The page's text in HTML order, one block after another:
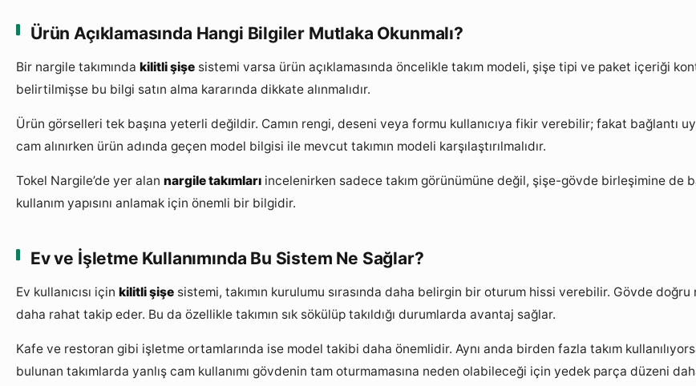
Ürün Açıklamasında Hangi Bilgiler Mutlaka Okunmalı?
Bir nargile takımında kilitli şişe sistemi varsa ürün açıklamasında öncelikle takım modeli, şişe tipi ve paket içeriği
belirtilmişse bu bilgi satın alma kararında dikkate alınmalıdır.
Ürün görselleri tek başına yeterli değildir. Camın rengi, deseni veya formu kullanıcıya fikir verebilir; fakat bağlantı
cam alınırken ürün adında geçen model bilgisi ile mevcut takımın modeli karşılaştırılmalıdır.
Tokel Nargile’de yer alan nargile takımları incelenirken sadece takım görünümüne değil, şişe-gövde birleşimine de
kullanım yapısını anlamak için önemli bir bilgidir.
Ev ve İşletme Kullanımında Bu Sistem Ne Sağlar?
Ev kullanıcısı için kilitli şişe sistemi, takımın kurulumu sırasında daha belirgin bir oturum hissi verebilir. Gövde
daha rahat takip eder. Bu da özellikle takımın sık sökülüp takıldığı durumlarda avantaj sağlar.
Kafe ve restoran gibi işletme ortamlarında ise model takibi daha önemlidir. Aynı anda birden fazla takım
bulunan takımlarda yanlış cam kullanımı gövdenin tam oturmamasına neden olabileceği için yedek parça düzeni